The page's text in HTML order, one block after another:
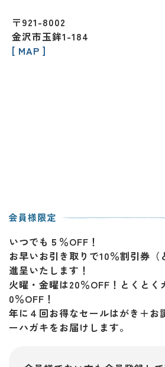
〒921-8002
金沢市玉鉾1-184
[ MAP ]
いつでも５％OFF！
お早いお引き取りで10％割引券（
進呈いたします！
火曜・金曜は20％OFF！とくとく
0％OFF！
年に４回お得なセールはがき＋お
ーハガキをお届けします。